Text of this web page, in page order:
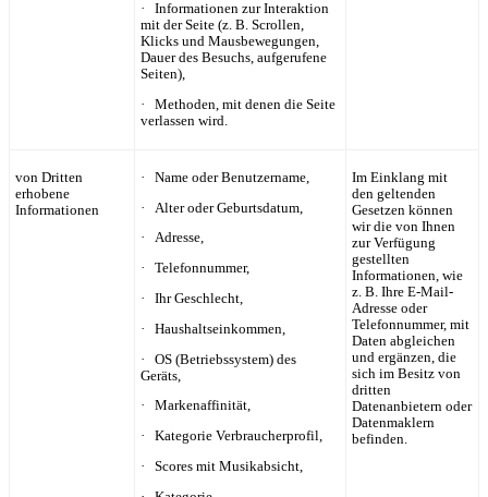
· Informationen zur Interaktion
mit der Seite (z. B. Scrollen,
Klicks und Mausbewegungen,
Dauer des Besuchs, aufgerufene
Seiten),
· Methoden, mit denen die Seite
verlassen wird.
von Dritten
erhobene
Informationen
· Name oder Benutzername,
· Alter oder Geburtsdatum,
· Adresse,
· Telefonnummer,
· Ihr Geschlecht,
· Haushaltseinkommen,
· OS (Betriebssystem) des
Geräts,
· Markenaffinität,
· Kategorie Verbraucherprofil,
· Scores mit Musikabsicht,
Im Einklang mit
den geltenden
Gesetzen können
wir die von Ihnen
zur Verfügung
gestellten
Informationen, wie
z. B. Ihre E-Mail-
Adresse oder
Telefonnummer, mit
Daten abgleichen
und ergänzen, die
sich im Besitz von
dritten
Datenanbietern oder
Datenmaklern
befinden.